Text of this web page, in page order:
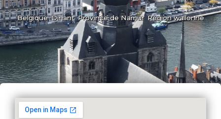
Belgique,Dinant,Province de Namur,Région wallonne